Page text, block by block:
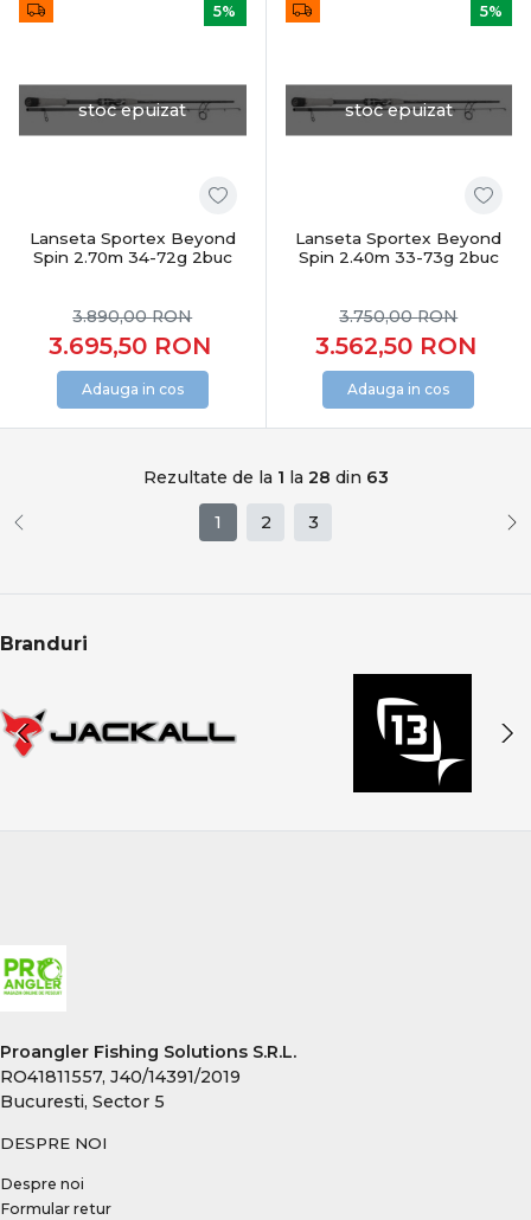
stoc epuizat
5%
Lanseta Sportex Beyond
Spin 2.70m 34-72g 2buc
3.695,50 RON
3.890,00RON
Adauga in cos
stoc epuizat
5%
Lanseta Sportex Beyond
Spin 2.40m 33-73g 2buc
3.562,50 RON
3.750,00RON
Adauga in cos
Rezultate de la 1 la 28 din 63
1 2 3
Branduri
Proangler Fishing Solutions S.R.L.
RO41811557, J40/14391/2019
Bucuresti, Sector 5
DESPRE NOI
Despre noi
Formular retur